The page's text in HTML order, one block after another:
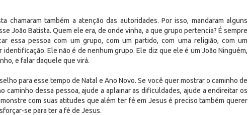
chamaram também a atenção das autoridades. Por isso, mandaram alguns
João Batista. Quem ele era, de onde vinha, a que grupo pertencia? É sempre
essa pessoa com um grupo, com um partido, com uma religião, com um
Ele não é de nenhum grupo. Ele diz que ele é um João Ninguém,
e falar daquele que virá.
para esse tempo de Natal e Ano Novo. Se você quer mostrar o caminho de
caminho dessa pessoa, ajude a aplainar as dificuldades, ajude a endireitar os
com suas atitudes que além ter fé em Jesus é preciso também querer
se para ter a fé de Jesus.